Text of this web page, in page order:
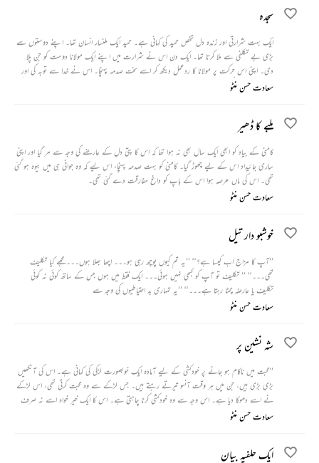
سجدہ
ایک بہت شرارتی اور زندہ دل شخص حمید کی کہانی ہے۔ حمید ایک ملنسار انسان تھا۔ اپنے دوستوں سے
بڑی بے تکلفی سے ملا کرتا تھا۔ ایک دن اس نے شرارت میں اپنے ایک مولانا دوست کو جن پلا
دی۔ اپنی اس حرکت پر مولانا کا ردعمل دیکھ کر اسے سخت صدمہ پہنچا۔ اس نے خدا سے توبہ کی اور
معافی کے لیے گلی کے فرش پر ہی سجدہ کر لیا۔ تھوڑی دیر کے بعد اس کا وہی مولانا دوست شراب کی
سعادت حسن منٹو
ملبے کا ڈھیر
کامنی کے بیاہ کو ابھی ایک سال بھی نہ ہوا تھا کہ اس کا پتی دل کے عارضے کی وجہ سے مر گیا اور اپنی
ساری جائیداد اس کے لیے چھوڑ گیا۔ کامنی کو بہت صدمہ پہنچا، اس لیے کہ وہ جوانی ہی میں بیوہ ہو گئی
تھی۔ اس کی ماں عرصہ ہوا اس کے باپ کو داغ مفارقت دے گئی تھی۔
سعادت حسن منٹو
خوشبو دار تیل
’’آپ کا مزاج اب کیسا ہے؟‘‘ ’’یہ تم کیوں پوچھ رہی ہو۔۔۔ اچھا بھلا ہوں۔۔۔ مجھے کیا تکلیف
تھی۔۔۔‘‘ ’’ تکلیف تو آپ کو کبھی نہیں ہوئی۔۔۔ ایک فقط میں ہوں جس کے ساتھ کوئی نہ کوئی
تکلیف یا عارضہ چمٹا رہتا ہے۔۔۔‘‘ ’’یہ تمہاری بد احتیاطیوں کی وجہ سے
سعادت حسن منٹو
شہ نشین پر
’’محبت میں ناکام ہو جانے پر خودکشی کے لیے آمادہ ایک خوبصورت لڑکی کی کہانی ہے۔ اس کی آنکھیں
بڑی بڑی ہیں، جن میں ہر وقت آنسو تیرتے رہتے ہیں۔ جس لڑکے سے وہ محبت کرتی تھی، اس لڑکے
نے اسے دھوکا دیا ہے۔ اس وجہ سے وہ خودکشی کرنا چاہتی ہے۔ اس کا ایک خیر خواہ اسے نہ صرف
محبت کے معنی سمجھاتا ہے بلکہ زندہ رہنے کا جواز بھی بتاتا ہے۔‘‘
سعادت حسن منٹو
ایک حلفیہ بیان